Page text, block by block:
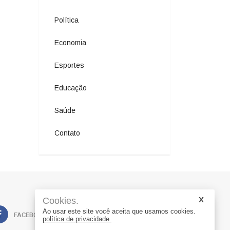
Política
Economia
Esportes
Educação
Saúde
Contato
FACEBOOK WHATSAPP
Cookies.
Ao usar este site você aceita que usamos cookies.
política de privacidade.